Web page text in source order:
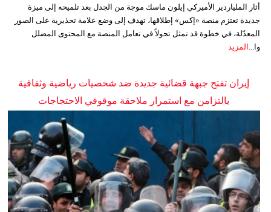
أثار الملياردير الأميركي إيلون ماسك موجة من الجدل بعد تلميحه إلى ميزة
جديدة تعتزم منصة «إكس» إطلاقها، تهدف إلى وضع علامة تحذيرية على الصور
المعدّلة، في خطوة قد تمثل تحولاً في تعامل المنصة مع المحتوى المضلل
وا... المزيد
إيران تفتح جبهة قضائية جديدة ضد شخصيات رياضية وثقافية
بالتزامن مع استمرار ملاحقة موقوفي الاحتجاجات